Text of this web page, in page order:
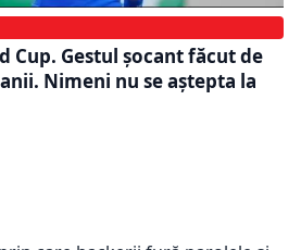
Cup. Gestul șocant făcut de
Nimeni nu se aștepta la